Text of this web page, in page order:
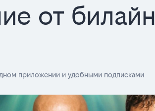
от билайн
приложении и удобными подписками